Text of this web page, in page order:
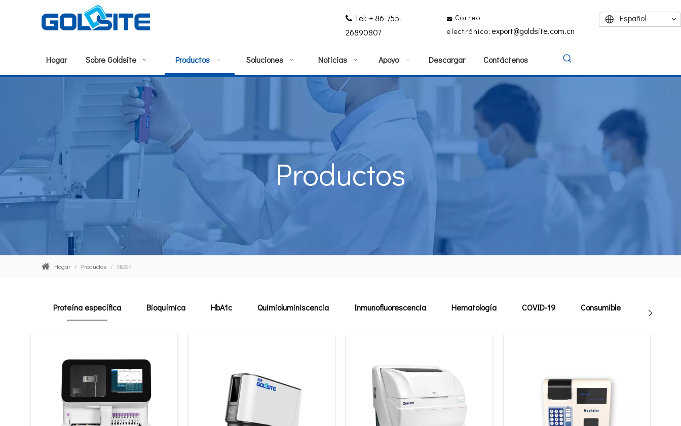
 Tel: + 86-755-
26890807

Correo
electrónico: export@goldsite.com.cn
Español
Hogar Sobre Goldsite Productos Soluciones Noticias Apoyo Descargar Contáctenos
Productos
Hogar / Productos / NGSP
Proteína específica Bioquímica HbA1c Quimioluminiscencia Inmunofluorescencia Hematología COVID-19 Consumible